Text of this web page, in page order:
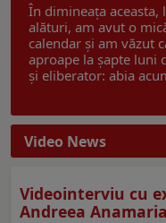
În dimineața aceasta,
alături, am avut o
calendar și am văzut
aproape la șapte luni
și eliberator: abia
Video News
Videointerviu cu
Andreea